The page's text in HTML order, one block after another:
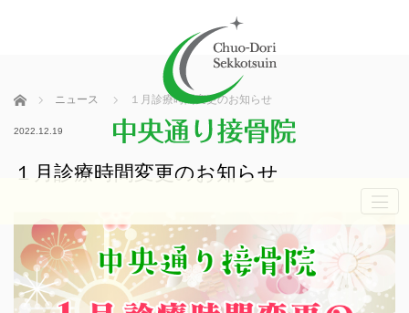
ホーム ニュース １月診療時間変更のお知らせ
2022.12.19
１月診療時間変更のお知らせ